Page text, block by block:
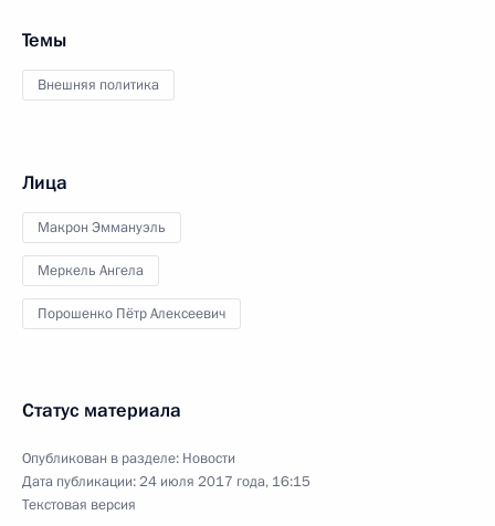
Темы
Внешняя политика
Лица
Макрон Эммануэль
Меркель Ангела
Порошенко Пётр Алексеевич
Статус материала
Опубликован в разделе: Новости
Дата публикации:24 июля 2017 года, 16:15
Текстовая версия